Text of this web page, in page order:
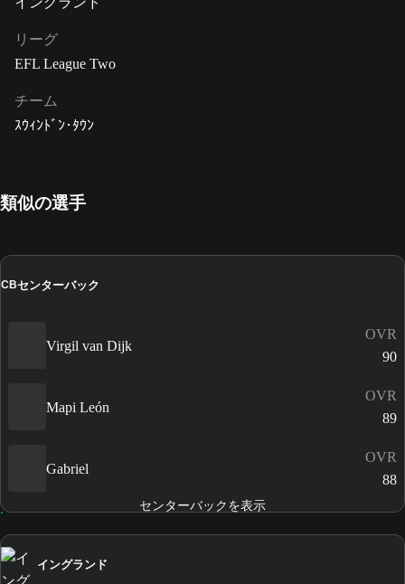
リーグ
EFL League Two
チーム
ｽｳｨﾝﾄﾞﾝ･ﾀｳﾝ
類似の選手
CBセンターバック
Virgil van Dijk
OVR
90
Mapi León
OVR
89
Gabriel
OVR
88
センターバックを表示
イングランド